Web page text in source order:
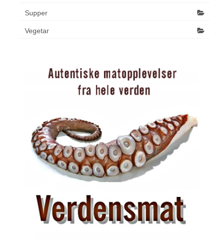
Supper
Vegetar